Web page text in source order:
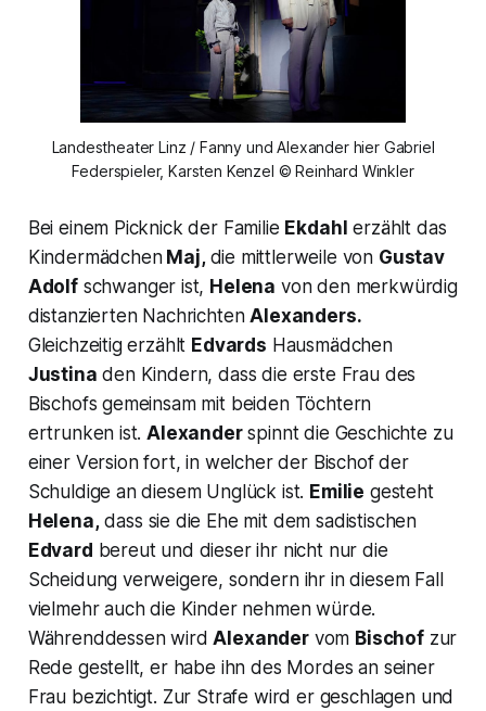
Landestheater Linz / Fanny und Alexander hier Gabriel
Federspieler, Karsten Kenzel © Reinhard Winkler
Bei einem Picknick der Familie Ekdahl erzählt das
KindermädchenMaj, die mittlerweile von Gustav
Adolf schwanger ist, Helena von den merkwürdig
distanzierten NachrichtenAlexanders.
Gleichzeitig erzählt Edvards Hausmädchen
Justina den Kindern, dass die erste Frau des
Bischofs gemeinsam mit beiden Töchtern
ertrunken ist.Alexanderspinnt die Geschichte zu
einer Version fort, in welcher der Bischof der
Schuldige an diesem Unglück ist. Emilie gesteht
Helena, dass sie die Ehe mit dem sadistischen
Edvard bereut und dieser ihr nicht nur die
Scheidung verweigere, sondern ihr in diesem Fall
vielmehr auch die Kinder nehmen würde.
Währenddessen wirdAlexander vom Bischof zur
Rede gestellt, er habe ihn des Mordes an seiner
Frau bezichtigt. Zur Strafe wird er geschlagen und